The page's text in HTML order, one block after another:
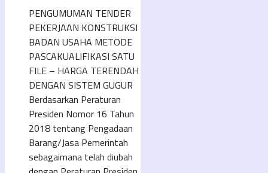
PENGUMUMAN TENDER
PEKERJAAN KONSTRUKSI
BADAN USAHA METODE
PASCAKUALIFIKASI SATU
FILE – HARGA TERENDAH
DENGAN SISTEM GUGUR
Berdasarkan Peraturan
Presiden Nomor 16 Tahun
2018 tentang Pengadaan
Barang/Jasa Pemerintah
sebagaimana telah diubah